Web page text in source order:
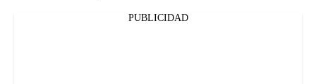
PUBLICIDAD